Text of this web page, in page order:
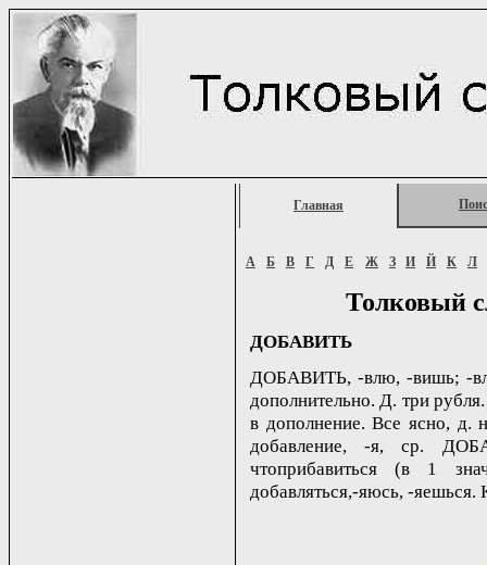
Главная
А Б В Г Д Е Ж З И Й К Л
Толковый
ДОБАВИТЬ
ДОБАВИТЬ, -влю, -вишь; -
дополнительно. Д. три
в дополнение. Все ясно, д.
добавление, -я, ср.
чтоприбавиться (в 1
добавляться,-яюсь, -яешься.